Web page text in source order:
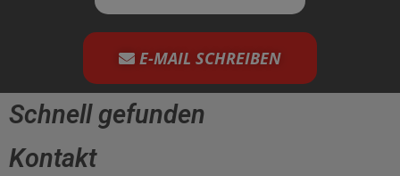
E-MAIL SCHREIBEN
Schnell gefunden
Kontakt